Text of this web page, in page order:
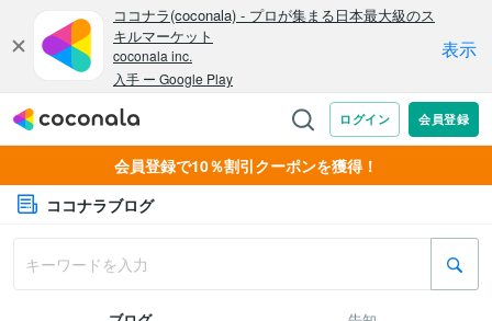
会員登録で10％割引クーポンを獲得！
ココナラブログ